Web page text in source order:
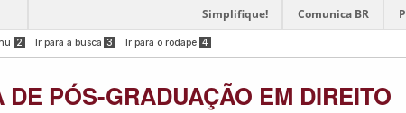
Simplifique! Comunica BR
2 Ir para a busca 3 Ir para o rodapé 4
DE PÓS-GRADUAÇÃO EM DIREITO